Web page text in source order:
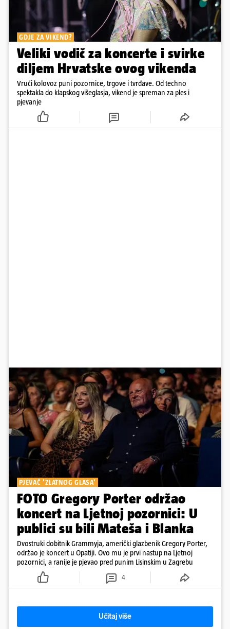
GDJE ZA VIKEND?
Veliki vodič za koncerte i svirke
diljem Hrvatske ovog vikenda
Vrući kolovoz puni pozornice, trgove i tvrđave. Od techno
spektakla do klapskog višeglasja, vikend je spreman za ples i
pjevanje
PJEVAČ 'ZLATNOG GLASA'
FOTO Gregory Porter održao
koncert na Ljetnoj pozornici: U
publici su bili Mateša i Blanka
Dvostruki dobitnik Grammyja, američki glazbenik Gregory Porter,
održao je koncert u Opatiji. Ovo mu je prvi nastup na Ljetnoj
pozornici, a ranije je pjevao pred punim Lisinskim u Zagrebu
4
Učitaj više